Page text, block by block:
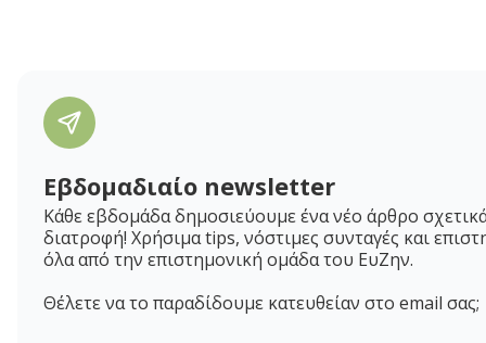
Εβδομαδιαίο newsletter
Κάθε εβδομάδα δημοσιεύουμε ένα νέο άρθρο
διατροφή! Χρήσιμα tips, νόστιμες συνταγές και
όλα από την επιστημονική ομάδα του ΕυΖην.
Θέλετε να το παραδίδουμε κατευθείαν στο email σας;